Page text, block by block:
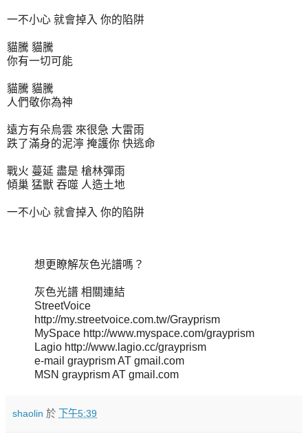
一不小心 就會掉入 你的陷阱
貓騰 貓騰
你有一切可能
貓騰 貓騰
人們敬你為神
遠方有朵烏雲 來很急 大雷雨
跌了滿身的泥濘 掩護你 快逃命
戰火 蔓延 盡是 槍林彈雨
傾巢 猛獸 吞噬 人造土地
一不小心 就會掉入 你的陷阱
想更瞭解灰色光譜嗎？
灰色光譜 相關連結
StreetVoice
http://my.streetvoice.com.tw/Grayprism
MySpace http://www.myspace.com/grayprism
Lagio http://www.lagio.cc/grayprism
e-mail grayprism AT gmail.com
MSN grayprism AT gmail.com
shaolin 於 下午5:39